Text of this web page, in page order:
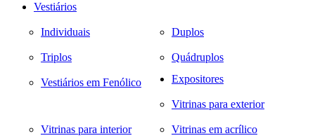
Vestiários
Individuais Duplos
Triplos Quádruplos
Vestiários em Fenólico Expositores
Vitrinas para exterior
Vitrinas para interior Vitrinas em acrílico